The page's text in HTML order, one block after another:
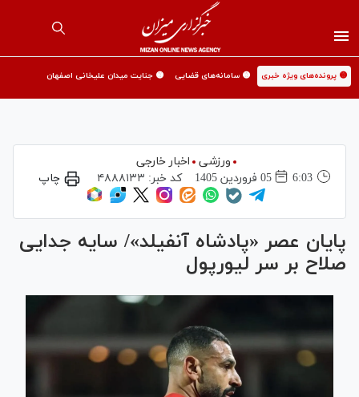
🟡 پرونده‌های ویژه خبری 🟡 سامانه‌های قضایی 🟡 جنایت میدان علیخانی اصفهان
ورزشی
اخبار خارجی
6:03
05 فروردين 1405 کد خبر: ۴۸۸۸۱۳۳ چاپ
پایان عصر «پادشاه آنفیلد»/ سایه جدایی
صلاح بر سر لیورپول